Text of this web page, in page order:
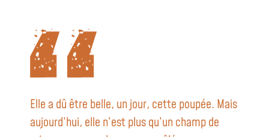
Elle a dû être belle, un jour, cette poupée. Mais
aujourd’hui, elle n’est plus qu’un champ de